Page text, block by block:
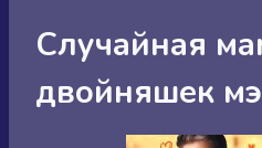
Случайная
двойняшек